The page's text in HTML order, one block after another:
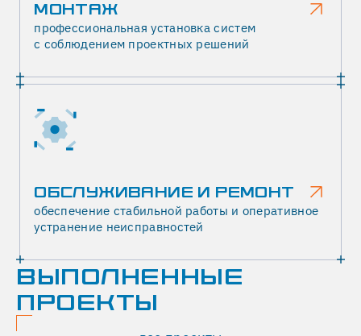
МОНТАЖ
профессиональная установка систем
с соблюдением проектных решений
ОБСЛУЖИВАНИЕ И РЕМОНТ
обеспечение стабильной работы и оперативное
устранение неисправностей
ВЫПОЛНЕННЫЕ
ПРОЕКТЫ